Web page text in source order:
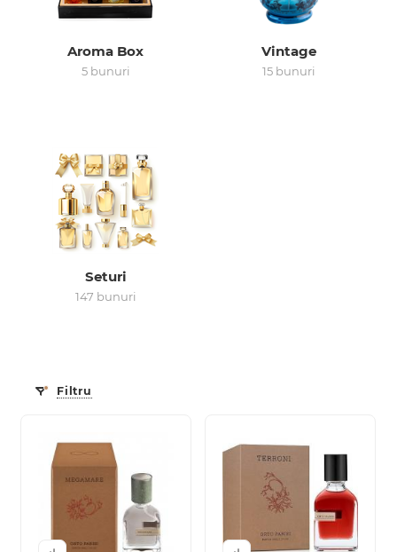
Aroma Box
5 bunuri
Vintage
15 bunuri
Seturi
147 bunuri
Filtru